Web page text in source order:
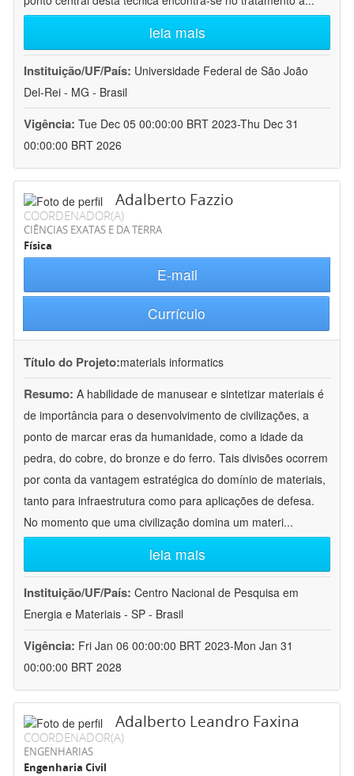
leia mais
Instituição/UF/País: Universidade Federal de São João
Del-Rei - MG - Brasil
Vigência: Tue Dec 05 00:00:00 BRT 2023-Thu Dec 31
00:00:00 BRT 2026
Adalberto Fazzio
COORDENADOR(A)
CIÊNCIAS EXATAS E DA TERRA
Física
E-mail
Currículo
Título do Projeto:materials informatics
Resumo: A habilidade de manusear e sintetizar materiais é
de importância para o desenvolvimento de civilizações, a
ponto de marcar eras da humanidade, como a idade da
pedra, do cobre, do bronze e do ferro. Tais divisões ocorrem
por conta da vantagem estratégica do domínio de materiais,
tanto para infraestrutura como para aplicações de defesa.
No momento que uma civilização domina um materi...
leia mais
Instituição/UF/País: Centro Nacional de Pesquisa em
Energia e Materiais - SP - Brasil
Vigência: Fri Jan 06 00:00:00 BRT 2023-Mon Jan 31
00:00:00 BRT 2028
Adalberto Leandro Faxina
COORDENADOR(A)
ENGENHARIAS
Engenharia Civil